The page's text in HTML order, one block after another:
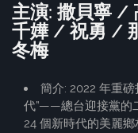
主演: 撒貝寧
千嬅 / 祝勇 /
冬梅
簡介: 2022 年重
代”——總台迎接黨的
24 個新時代的美麗